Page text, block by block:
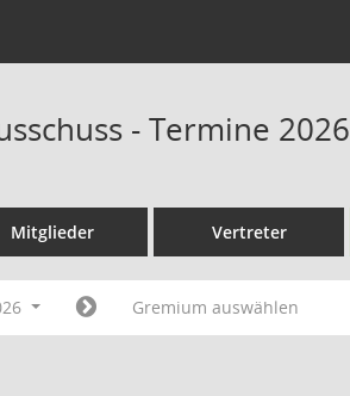
- Termine 2026
Mitglieder Vertreter
Gremium auswählen